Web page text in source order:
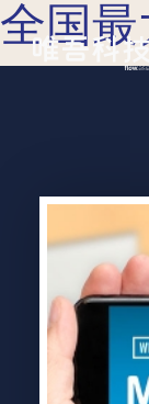
全国